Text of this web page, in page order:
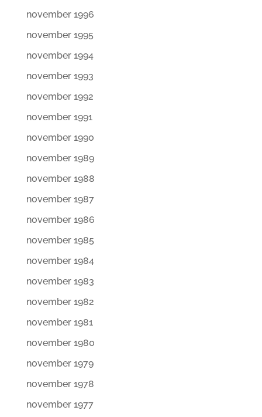
november 1996
november 1995
november 1994
november 1993
november 1992
november 1991
november 1990
november 1989
november 1988
november 1987
november 1986
november 1985
november 1984
november 1983
november 1982
november 1981
november 1980
november 1979
november 1978
november 1977